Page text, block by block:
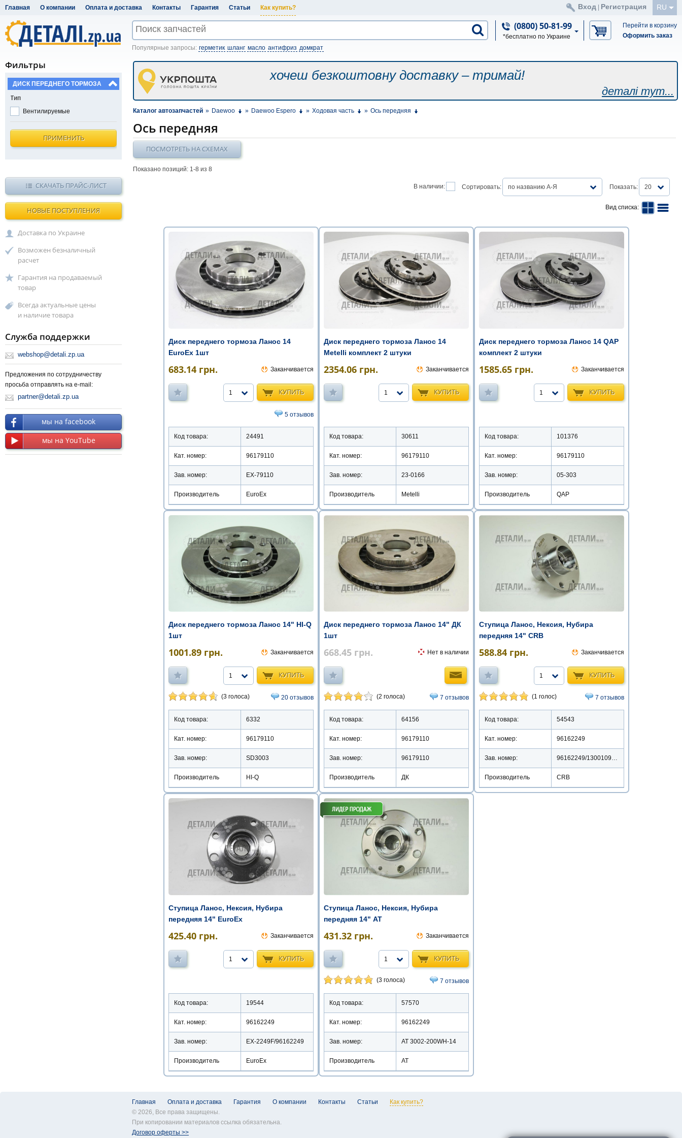
Главная О компании Оплата и доставка Контакты Гарантия Статьи Как купить? RU
Вход Регистрация
(0800) 50-81-99
*бесплатно по Украине
Перейти в корзину
Оформить заказ
Популярные запросы: герметик шланг масло антифриз домкрат
хочеш безкоштовну доставку – тримай!
деталі тут...
Каталог автозапчастей » Daewoo » Daewoo Espero » Ходовая часть » Ось передняя
Ось передняя
ПОСМОТРЕТЬ НА СХЕМАХ
Показано позиций: 1-8 из 8
В наличии: Сортировать: по названию А-Я Показать: 20
Вид списка:
Диск переднего тормоза Ланос 14
EuroEx 1шт
683.14 грн. Заканчивается
КУПИТЬ
1
5 отзывов
Код товара: 24491
Кат. номер: 96179110
Зав. номер: EX-79110
Производитель EuroEx
Диск переднего тормоза Ланос 14
Metelli комплект 2 штуки
2354.06 грн. Заканчивается
КУПИТЬ
1
Код товара: 30611
Кат. номер: 96179110
Зав. номер: 23-0166
Производитель Metelli
Диск переднего тормоза Ланос 14 QAP
комплект 2 штуки
1585.65 грн. Заканчивается
КУПИТЬ
1
Код товара: 101376
Кат. номер: 96179110
Зав. номер: 05-303
Производитель QAP
Диск переднего тормоза Ланос 14" HI-Q
1шт
1001.89 грн. Заканчивается
КУПИТЬ
1
(3 голоса) 20 отзывов
Код товара: 6332
Кат. номер: 96179110
Зав. номер: SD3003
Производитель HI-Q
Диск переднего тормоза Ланос 14" ДК
1шт
668.45 грн. Нет в наличии
(2 голоса) 7 отзывов
Код товара: 64156
Кат. номер: 96179110
Зав. номер: 96179110
Производитель ДК
Ступица Ланос, Нексия, Нубира
передняя 14" CRB
588.84 грн. Заканчивается
КУПИТЬ
1
(1 голос) 7 отзывов
Код товара: 54543
Кат. номер: 96162249
Зав. номер: 96162249/1300109/13045155
Производитель CRB
Ступица Ланос, Нексия, Нубира
передняя 14" EuroEx
425.40 грн. Заканчивается
КУПИТЬ
1
Код товара: 19544
Кат. номер: 96162249
Зав. номер: EX-2249F/96162249
Производитель EuroEx
Ступица Ланос, Нексия, Нубира
передняя 14" АТ
431.32 грн. Заканчивается
КУПИТЬ
1
(3 голоса) 7 отзывов
Код товара: 57570
Кат. номер: 96162249
Зав. номер: AT 3002-200WH-14
Производитель АТ
Фильтры
ДИСК ПЕРЕДНЕГО ТОРМОЗА
Тип
Вентилируемые
ПРИМЕНИТЬ
СКАЧАТЬ ПРАЙС-ЛИСТ
НОВЫЕ ПОСТУПЛЕНИЯ
Доставка по Украине
Возможен безналичный
расчет
Гарантия на продаваемый
товар
Всегда актуальные цены
и наличие товара
Служба поддержки
webshop@detali.zp.ua
Предложения по сотрудничеству
просьба отправлять на e-mail:
partner@detali.zp.ua
мы на facebook
мы на YouTube
Главная Оплата и доставка Гарантия О компании Контакты Статьи
Как купить?
© 2026, Все права защищены.
При копировании материалов ссылка обязательна.
Договор оферты >>